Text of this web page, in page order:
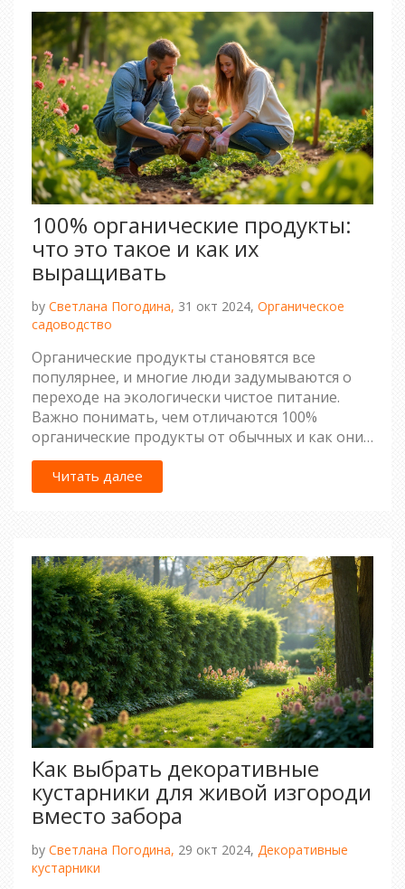
100% органические продукты:
что это такое и как их
выращивать
by Светлана Погодина, 31 окт 2024, Органическое
садоводство
Органические продукты становятся все
популярнее, и многие люди задумываются о
переходе на экологически чистое питание.
Важно понимать, чем отличаются 100%
органические продукты от обычных и как они
выращиваются без использования
синтетических удобрений и пестицидов. В
этой статье мы изучим основные принципы
продукты у себя дома.
Читать далее
Как выбрать декоративные
кустарники для живой изгороди
вместо забора
by Светлана Погодина, 29 окт 2024, Декоративные
кустарники